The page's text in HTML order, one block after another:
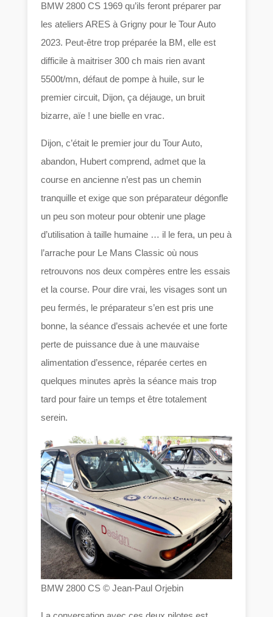
BMW 2800 CS 1969 qu’ils feront préparer par
les ateliers ARES à Grigny pour le Tour Auto
2023. Peut-être trop préparée la BM, elle est
difficile à maitriser 300 ch mais rien avant
5500t/mn, défaut de pompe à huile, sur le
premier circuit, Dijon, ça déjauge, un bruit
bizarre, aïe ! une bielle en vrac.
Dijon, c’était le premier jour du Tour Auto,
abandon, Hubert comprend, admet que la
course en ancienne n’est pas un chemin
tranquille et exige que son préparateur dégonfle
un peu son moteur pour obtenir une plage
d’utilisation à taille humaine … il le fera, un peu à
l’arrache pour Le Mans Classic où nous
retrouvons nos deux compères entre les essais
et la course. Pour dire vrai, les visages sont un
peu fermés, le préparateur s’en est pris une
bonne, la séance d’essais achevée et une forte
perte de puissance due à une mauvaise
alimentation d’essence, réparée certes en
quelques minutes après la séance mais trop
tard pour faire un temps et être totalement
serein.
BMW 2800 CS © Jean-Paul Orjebin